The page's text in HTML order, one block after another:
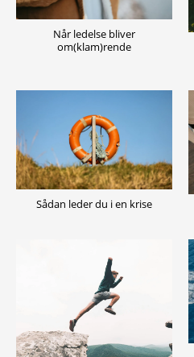
Når ledelse bliver
om(klam)rende
Sådan leder du i en krise